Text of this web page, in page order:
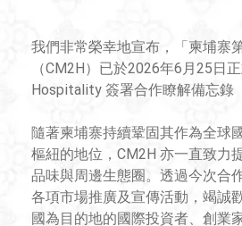
我們非常榮幸地宣布，「柬埔寨
（CM2H）已於2026年6月25日
Hospitality 簽署合作瞭解備忘錄
隨著柬埔寨持續鞏固其作為全球
樞紐的地位，CM2H 亦一直致力
品味與周邊生態圈。透過今次合
各項市場推廣及宣傳活動，竭誠
國為目的地的國際投資者、創業